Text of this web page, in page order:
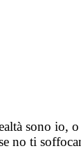
sono io,
no ti